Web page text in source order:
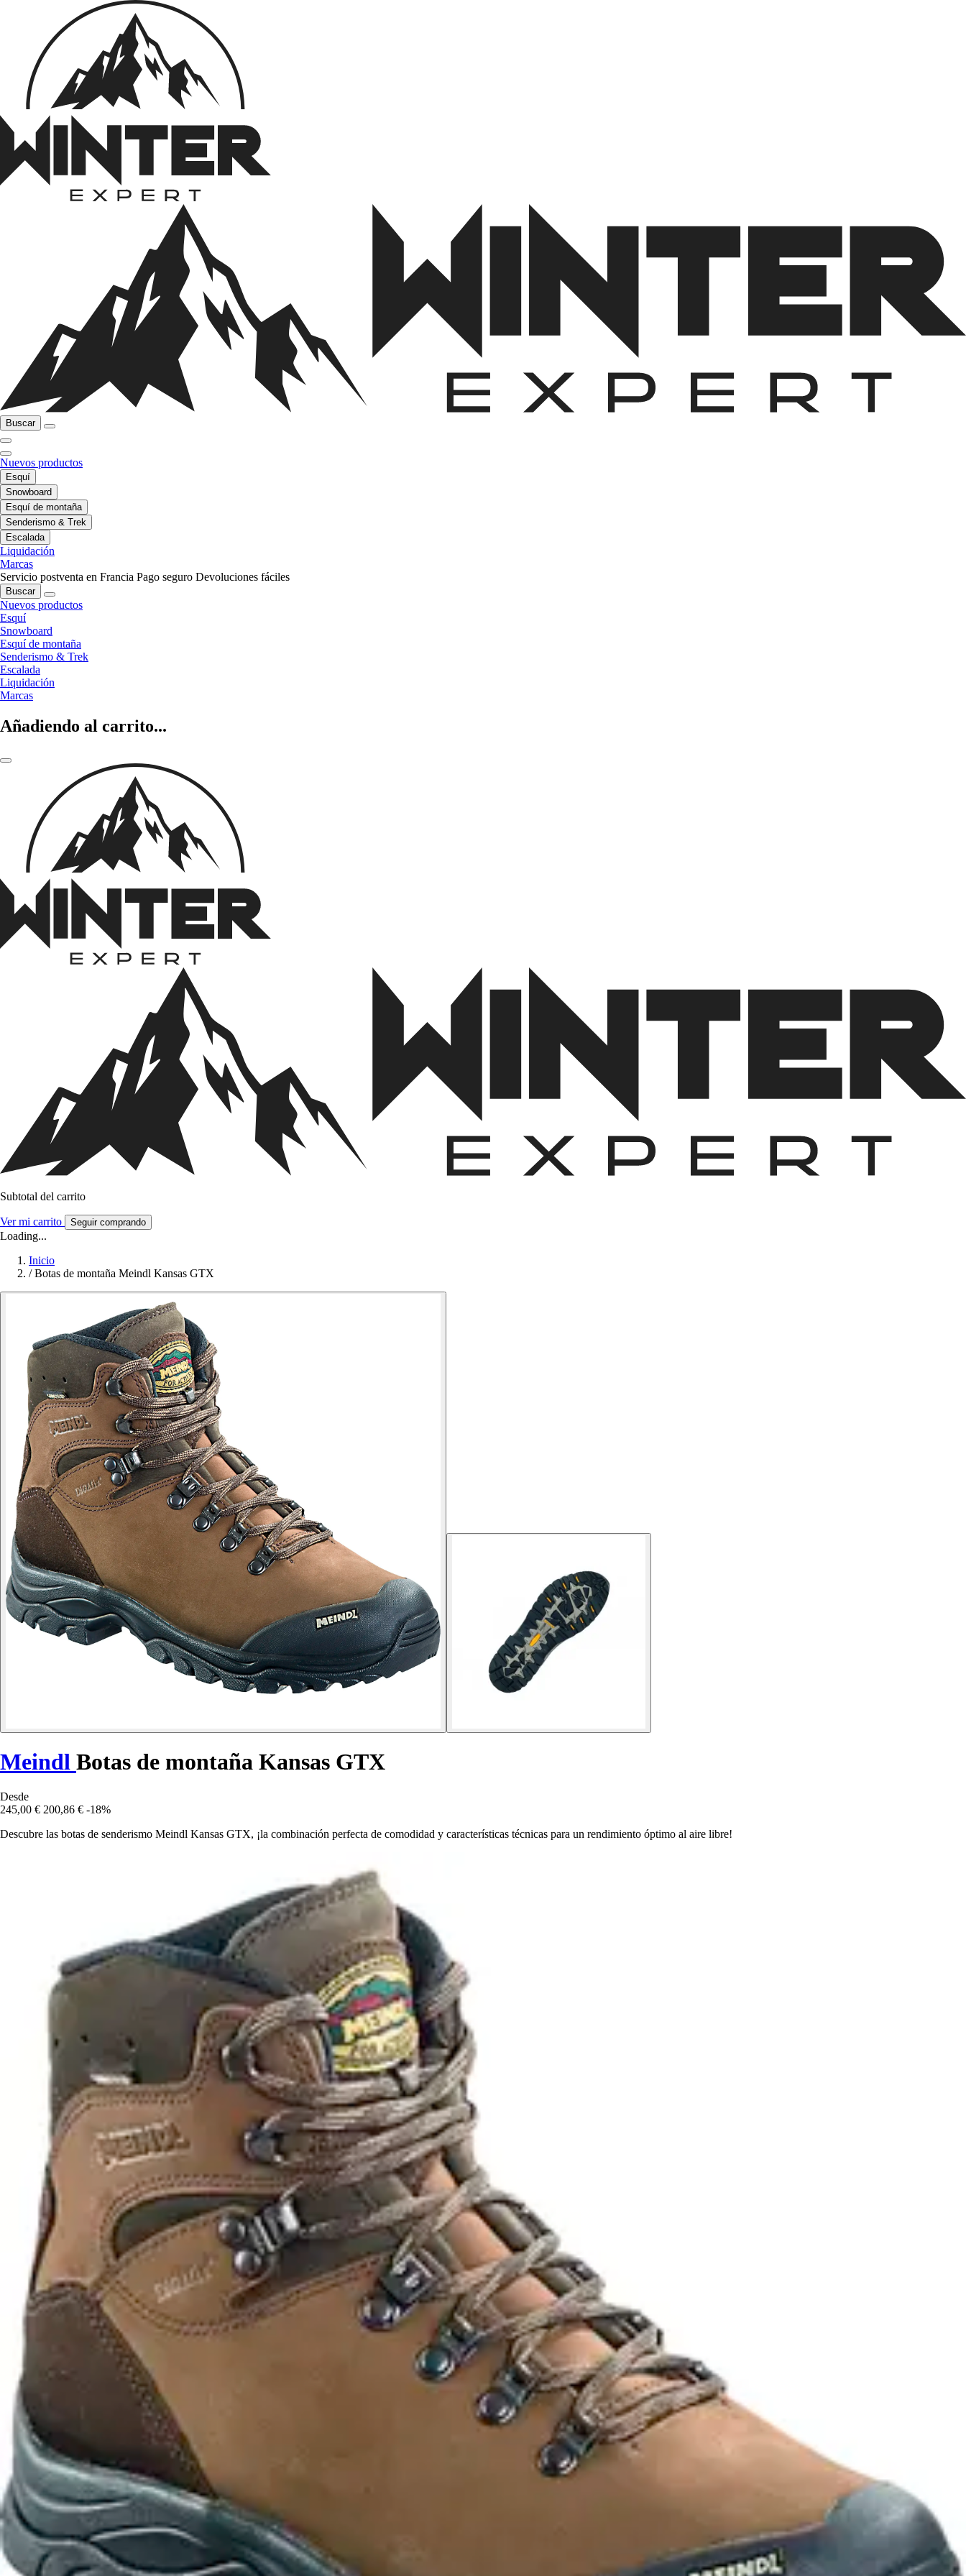
Buscar
Nuevos productos
Esquí
Snowboard
Esquí de montaña
Senderismo & Trek
Escalada
Liquidación
Marcas
Servicio postventa en Francia Pago seguro Devoluciones fáciles
Buscar
Nuevos productos
Esquí
Snowboard
Esquí de montaña
Senderismo & Trek
Escalada
Liquidación
Marcas
Añadiendo al carrito...
Subtotal del carrito
Ver mi carrito Seguir comprando
Loading...
Inicio
/ Botas de montaña Meindl Kansas GTX
Meindl Botas de montaña Kansas GTX
Desde
245,00 € 200,86 € -18%
Descubre las botas de senderismo Meindl Kansas GTX, ¡la combinación perfecta de comodidad y características técnicas para un rendimiento óptimo al aire libre!